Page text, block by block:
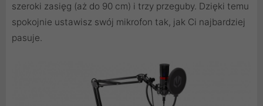
szeroki zasięg (aż do 90 cm) i trzy przeguby. Dzięki temu
spokojnie ustawisz swój mikrofon tak, jak Ci najbardziej
pasuje.